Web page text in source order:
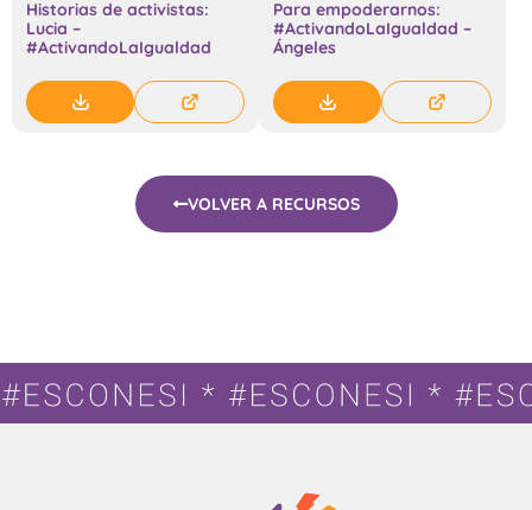
Historias de activistas:
Lucia –
#ActivandoLaIgualdad
Para empoderarnos:
#ActivandoLaIgualdad –
Ángeles
VOLVER A RECURSOS